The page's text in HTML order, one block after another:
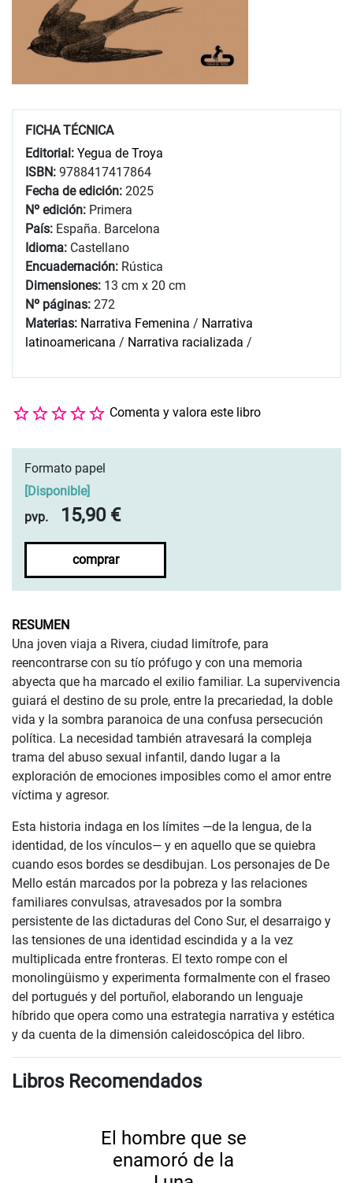
FICHA TÉCNICA
Editorial: Yegua de Troya
ISBN: 9788417417864
Fecha de edición: 2025
Nº edición: Primera
País: España. Barcelona
Idioma: Castellano
Encuadernación: Rústica
Dimensiones: 13 cm x 20 cm
Nº páginas: 272
Materias: Narrativa Femenina / Narrativa
latinoamericana / Narrativa racializada /
Comenta y valora este libro
Formato papel
[Disponible]
pvp.
15,90 €
comprar
RESUMEN
Una joven viaja a Rivera, ciudad limítrofe, para
reencontrarse con su tío prófugo y con una memoria
abyecta que ha marcado el exilio familiar. La supervivencia
guiará el destino de su prole, entre la precariedad, la doble
vida y la sombra paranoica de una confusa persecución
política. La necesidad también atravesará la compleja
trama del abuso sexual infantil, dando lugar a la
exploración de emociones imposibles como el amor entre
víctima y agresor.
Esta historia indaga en los límites —de la lengua, de la
identidad, de los vínculos— y en aquello que se quiebra
cuando esos bordes se desdibujan. Los personajes de De
Mello están marcados por la pobreza y las relaciones
familiares convulsas, atravesados por la sombra
persistente de las dictaduras del Cono Sur, el desarraigo y
las tensiones de una identidad escindida y a la vez
multiplicada entre fronteras. El texto rompe con el
monolingüismo y experimenta formalmente con el fraseo
del portugués y del portuñol, elaborando un lenguaje
híbrido que opera como una estrategia narrativa y estética
y da cuenta de la dimensión caleidoscópica del libro.
Libros Recomendados
El hombre que se
enamoró de la